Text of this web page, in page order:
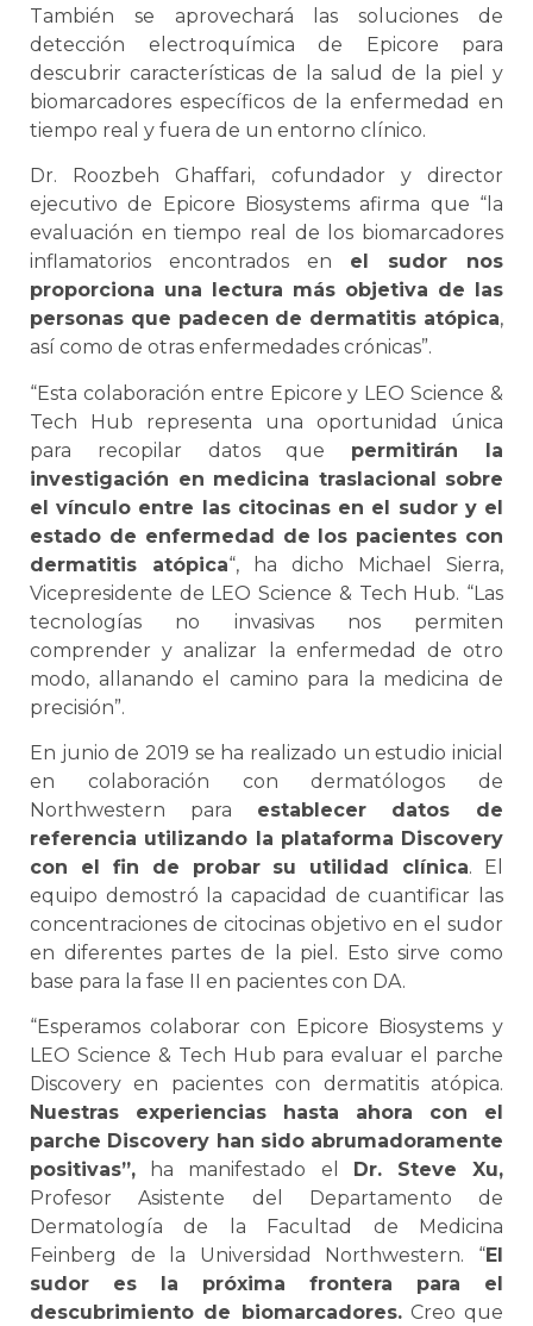
También se aprovechará las soluciones de
detección electroquímica de Epicore para
descubrir características de la salud de la piel y
biomarcadores específicos de la enfermedad en
tiempo real y fuera de un entorno clínico.
Dr. Roozbeh Ghaffari, cofundador y director
ejecutivo de Epicore Biosystems afirma que “la
evaluación en tiempo real de los biomarcadores
inflamatorios encontrados en el sudor nos
proporciona una lectura más objetiva de las
personas que padecen de dermatitis atópica,
así como de otras enfermedades crónicas”.
“Esta colaboración entre Epicore y LEO Science &
Tech Hub representa una oportunidad única
para recopilar datos que permitirán la
investigación en medicina traslacional sobre
el vínculo entre las citocinas en el sudor y el
estado de enfermedad de los pacientes con
dermatitis atópica“, ha dicho Michael Sierra,
Vicepresidente de LEO Science & Tech Hub. “Las
tecnologías no invasivas nos permiten
comprender y analizar la enfermedad de otro
modo, allanando el camino para la medicina de
precisión”.
En junio de 2019 se ha realizado un estudio inicial
en colaboración con dermatólogos de
Northwestern para establecer datos de
referencia utilizando la plataforma Discovery
con el fin de probar su utilidad clínica. El
equipo demostró la capacidad de cuantificar las
concentraciones de citocinas objetivo en el sudor
en diferentes partes de la piel. Esto sirve como
base para la fase II en pacientes con DA.
“Esperamos colaborar con Epicore Biosystems y
LEO Science & Tech Hub para evaluar el parche
Discovery en pacientes con dermatitis atópica.
Nuestras experiencias hasta ahora con el
parche Discovery han sido abrumadoramente
positivas”, ha manifestado el
Dr. Steve Xu,
Profesor Asistente del Departamento de
Dermatología de la Facultad de Medicina
Feinberg de la Universidad Northwestern. “El
sudor es la próxima frontera para el
descubrimiento de biomarcadores.Creo que